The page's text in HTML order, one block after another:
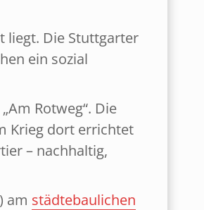
liegt. Die Stuttgarter
ein sozial
Rotweg“. Die
Krieg dort errichtet
– nachhaltig,
am städtebaulichen